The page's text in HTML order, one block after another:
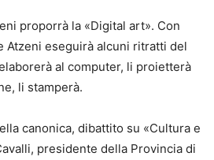
proporrà la «Digital art». Con
Atzeni eseguirà alcuni ritratti del
al computer, li proietterà
li stamperà.
canonica, dibattito su «Cultura e
presidente della Provincia di